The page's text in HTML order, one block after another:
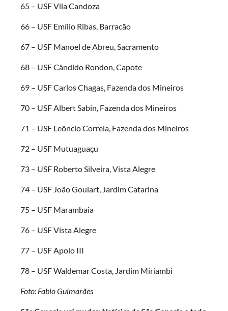
65 – USF Vila Candoza
66 – USF Emílio Ribas, Barracão
67 – USF Manoel de Abreu, Sacramento
68 – USF Cândido Rondon, Capote
69 – USF Carlos Chagas, Fazenda dos Mineiros
70 – USF Albert Sabin, Fazenda dos Mineiros
71 – USF Leôncio Correia, Fazenda dos Mineiros
72 – USF Mutuaguaçu
73 – USF Roberto Silveira, Vista Alegre
74 – USF João Goulart, Jardim Catarina
75 – USF Marambaia
76 – USF Vista Alegre
77 – USF Apolo III
78 – USF Waldemar Costa, Jardim Miriambi
Foto: Fabio Guimarães